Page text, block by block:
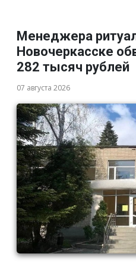
Менеджера
Новочеркасске
282 тысяч рублей
07 августа 2026